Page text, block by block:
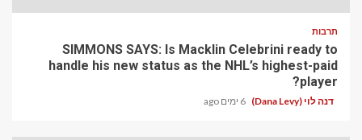
תרבות
SIMMONS SAYS: Is Macklin Celebrini ready to
handle his new status as the NHL’s highest-paid
player?
דנה לוי (Dana Levy) 6 ימים ago